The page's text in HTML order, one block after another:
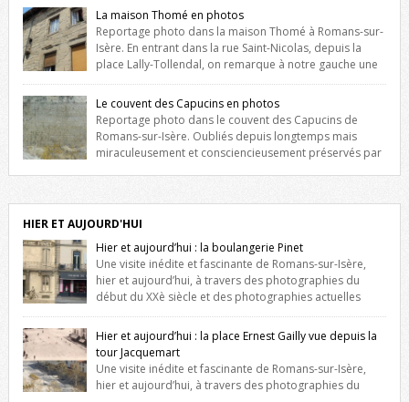
La maison Thomé en photos
Reportage photo dans la maison Thomé à Romans-sur-
Isère. En entrant dans la rue Saint-Nicolas, depuis la
place Lally-Tollendal, on remarque à notre gauche une
maison construite au XVIè siècle. Les deux façades sont ornées de
fenêtres jumelles à meneaux. Entre ces deux étages, on peut voir une
niche qui contient une statue de la Vierge. […]
Le couvent des Capucins en photos
Reportage photo dans le couvent des Capucins de
Romans-sur-Isère. Oubliés depuis longtemps mais
miraculeusement et consciencieusement préservés par
l’histoire de la redécouverte de vestiges du couvent des Capucins !
Petit retour sur l’histoire […]
HIER ET AUJOURD'HUI
Hier et aujourd’hui : la boulangerie Pinet
Une visite inédite et fascinante de Romans-sur-Isère,
hier et aujourd’hui, à travers des photographies du
début du XXè siècle et des photographies actuelles
prises exactement dans le même cadre ! A l’angle de la place Jean
Jaurès et de l’avenue Victor Hugo (à côté d’Intermarché), à Romans. La
boulangerie Jules Pinet est inscrite dans le […]
Hier et aujourd’hui : la place Ernest Gailly vue depuis la
tour Jacquemart
Une visite inédite et fascinante de Romans-sur-Isère,
hier et aujourd’hui, à travers des photographies du